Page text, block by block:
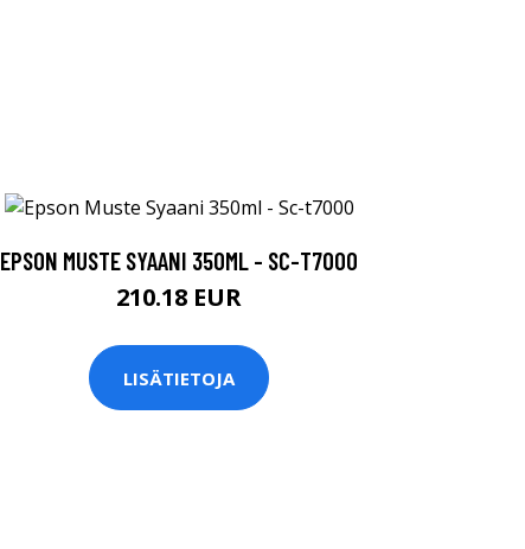
EPSON MUSTE SYAANI 350ML - SC-T7000
210.18 EUR
LISÄTIETOJA